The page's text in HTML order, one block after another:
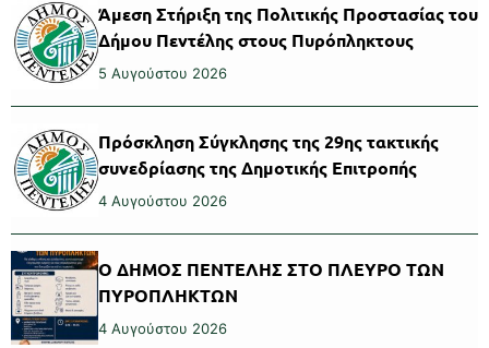
Άμεση Στήριξη της Πολιτικής Προστασίας του
Δήμου Πεντέλης στους Πυρόπληκτους
5 Αυγούστου 2026
Πρόσκληση Σύγκλησης της 29ης τακτικής
συνεδρίασης της Δημοτικής Επιτροπής
4 Αυγούστου 2026
Ο ΔΗΜΟΣ ΠΕΝΤΕΛΗΣ ΣΤΟ ΠΛΕΥΡΟ ΤΩΝ
ΠΥΡΟΠΛΗΚΤΩΝ
4 Αυγούστου 2026